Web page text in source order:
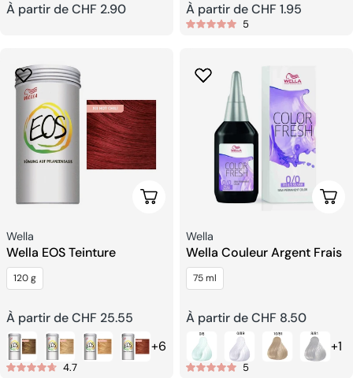
Prix
À partir de CHF 2.90
Prix
À partir de CHF 1.95
5
Choisissez Les Options
Fournisseur:
Wella
Wella EOS Teinture
120 g
Prix
habituel
À partir de CHF 25.55
+6
4.7
Fournisseur:
Wella
Wella Couleur Argent Frais
75 ml
Prix
habituel
À partir de CHF 8.50
+1
5